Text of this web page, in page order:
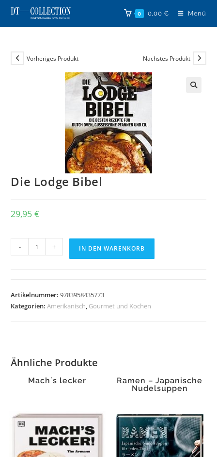
Zum
Inhalt
springen
0 0,00 € Menü
Vorheriges Produkt Nächstes Produkt
Die Lodge Bibel
29,95€
Lodge
- + IN DEN WARENKORB
Artikelnummer:9783958435773
Kategorien:Amerikanisch, Gourmet und Kochen
Ähnliche Produkte
Mach´s lecker
Ramen – Japanische
Nudelsuppen